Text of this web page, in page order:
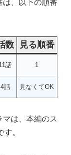
は、以下の順番
数 見る順番
話 1
4話 見なくてOK
は、本編のス
。